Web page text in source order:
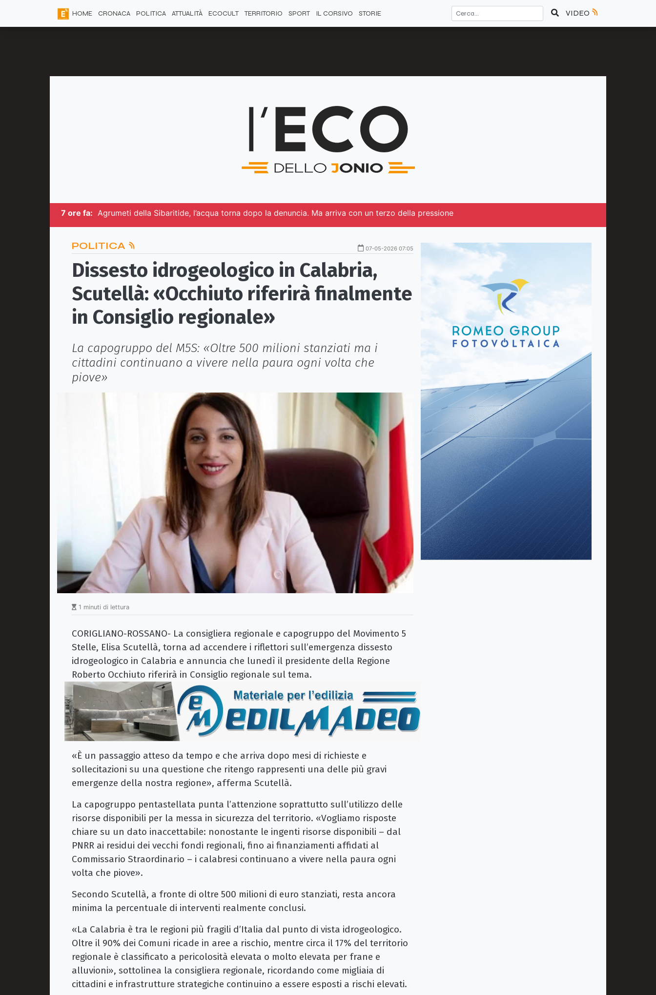
HOME CRONACA POLITICA ATTUALITÀ ECOCULT TERRITORIO SPORT IL CORSIVO STORIE VIDEO
7 ore fa: Agrumeti della Sibaritide, l’acqua torna dopo la denuncia. Ma arriva con un terzo della pressione
POLITICA 07-05-2026 07:05
Dissesto idrogeologico in Calabria,
Scutellà: «Occhiuto riferirà finalmente
in Consiglio regionale»
La capogruppo del M5S: «Oltre 500 milioni stanziati ma i
cittadini continuano a vivere nella paura ogni volta che
piove»
1 minuti di lettura
CORIGLIANO-ROSSANO- La consigliera regionale e capogruppo del Movimento 5
Stelle, Elisa Scutellà, torna ad accendere i riflettori sull’emergenza dissesto
idrogeologico in Calabria e annuncia che lunedì il presidente della Regione
Roberto Occhiuto riferirà in Consiglio regionale sul tema.
«È un passaggio atteso da tempo e che arriva dopo mesi di richieste e
sollecitazioni su una questione che ritengo rappresenti una delle più gravi
emergenze della nostra regione», afferma Scutellà.
La capogruppo pentastellata punta l’attenzione soprattutto sull’utilizzo delle
risorse disponibili per la messa in sicurezza del territorio. «Vogliamo risposte
chiare su un dato inaccettabile: nonostante le ingenti risorse disponibili – dal
PNRR ai residui dei vecchi fondi regionali, fino ai finanziamenti affidati al
Commissario Straordinario – i calabresi continuano a vivere nella paura ogni
volta che piove».
Secondo Scutellà, a fronte di oltre 500 milioni di euro stanziati, resta ancora
minima la percentuale di interventi realmente conclusi.
«La Calabria è tra le regioni più fragili d’Italia dal punto di vista idrogeologico.
Oltre il 90% dei Comuni ricade in aree a rischio, mentre circa il 17% del territorio
regionale è classificato a pericolosità elevata o molto elevata per frane e
alluvioni», sottolinea la consigliera regionale, ricordando come migliaia di
cittadini e infrastrutture strategiche continuino a essere esposti a rischi elevati.